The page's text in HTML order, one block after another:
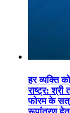
हर व्यक्ति
राष्ट्र: श्री
फोरम के